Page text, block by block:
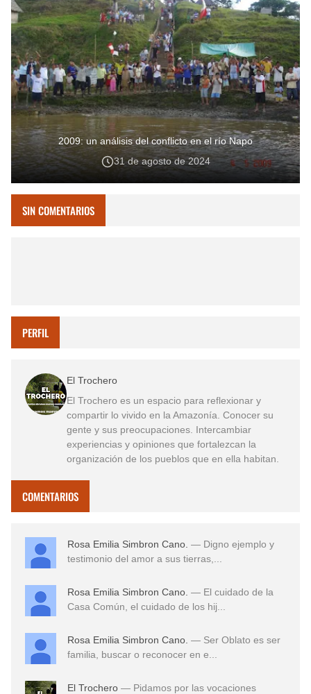
2009: un análisis del conflicto en el río Napo
31 de agosto de 2024
SIN COMENTARIOS
PERFIL
El Trochero
El Trochero es un espacio para reflexionar y
compartir lo vivido en la Amazonía. Conocer su
gente y sus preocupaciones. Intercambiar
experiencias y opiniones que fortalezcan la
organización de los pueblos que en ella habitan.
COMENTARIOS
Rosa Emilia Simbron Cano. — Digno ejemplo y
testimonio del amor a sus tierras,...
Rosa Emilia Simbron Cano. — El cuidado de la
Casa Común, el cuidado de los hij...
Rosa Emilia Simbron Cano. — Ser Oblato es ser
familia, buscar o reconocer en e...
El Trochero — Pidamos por las vocaciones